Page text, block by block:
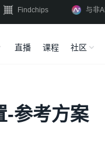
Findchips 与非AI
直播 课程 社区
-参考方案